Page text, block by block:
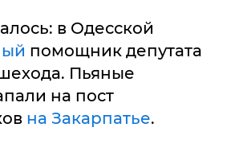
в Одесской
помощник депутата
Пьяные
на пост
на Закарпатье.